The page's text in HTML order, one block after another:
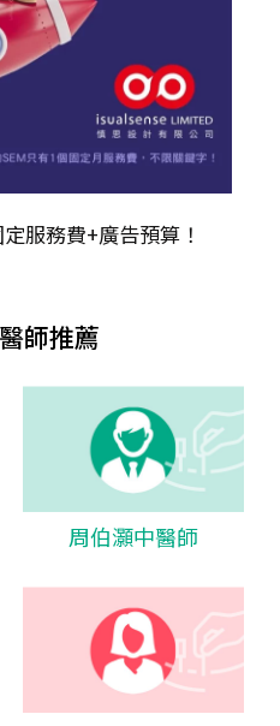
服務費+廣告預算！
師推薦
周伯灝中醫師